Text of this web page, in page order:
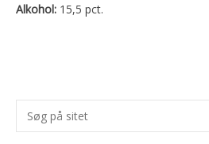
Alkohol: 15,5 pct.
Primær
Sidebar
Søg
på